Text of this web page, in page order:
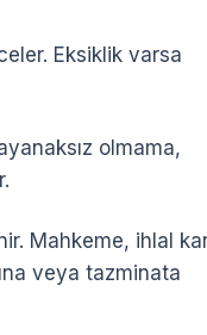
Eksiklik varsa
olmama,
Mahkeme, ihlal
veya tazminata